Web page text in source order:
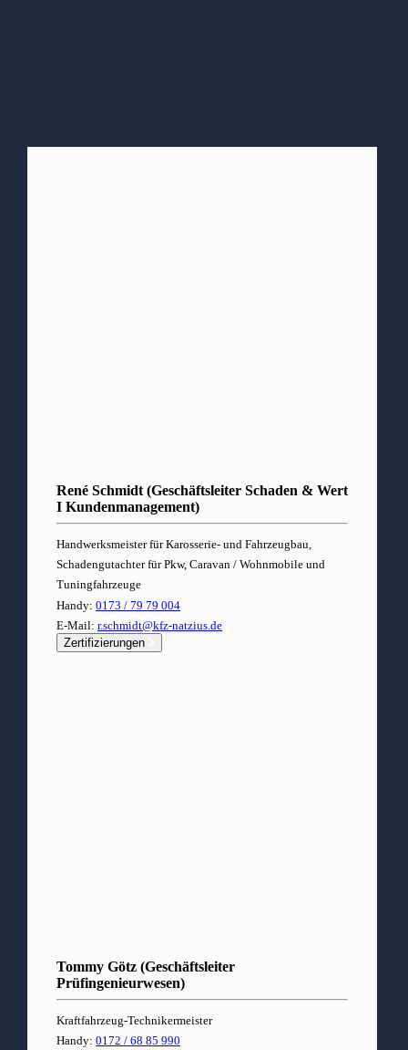
René Schmidt (Geschäftsleiter Schaden & Wert
I Kundenmanagement)
Handwerksmeister für Karosserie- und Fahrzeugbau,
Schadengutachter für Pkw, Caravan / Wohnmobile und
Tuningfahrzeuge
Handy: 0173 / 79 79 004
E-Mail: r.schmidt@kfz-natzius.de
Zertifizierungen
Tommy Götz (Geschäftsleiter
Prüfingenieurwesen)
Kraftfahrzeug-Technikermeister
Handy: 0172 / 68 85 990